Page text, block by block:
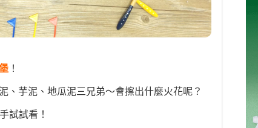
！
、芋泥、地瓜泥三兄弟～會擦出什麼火花呢？
試試看！